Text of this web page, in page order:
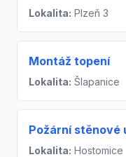
Lokalita: Plzeň 3
Montáž topení
Lokalita: Šlapanice
Požární stěnové
Lokalita: Hostomice